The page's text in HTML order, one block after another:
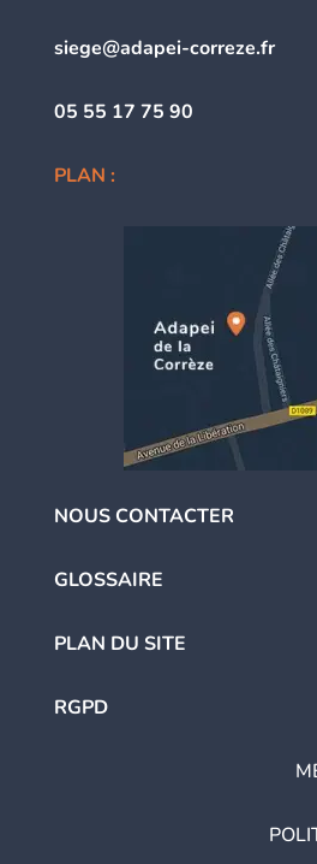
siege@adapei-correze.fr
05 55 17 75 90
PLAN :
NOUS CONTACTER
GLOSSAIRE
PLAN DU SITE
RGPD